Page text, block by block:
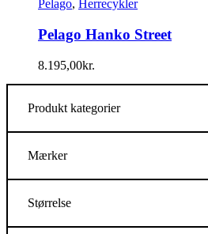
Pelago, Herrecykler
Pelago Hanko Street
8.195,00kr.
Produkt kategorier
Mærker
Størrelse